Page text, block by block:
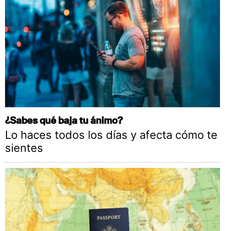
¿Sabes qué baja tu ánimo?
Lo haces todos los días y afecta cómo te
sientes